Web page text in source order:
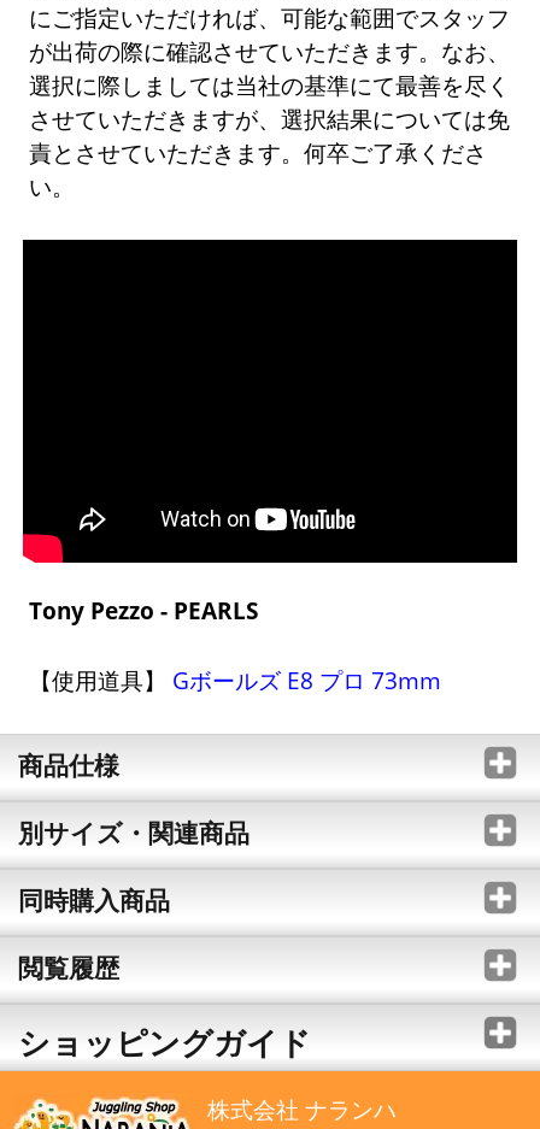
にご指定いただければ、可能な範囲でスタッフ
が出荷の際に確認させていただきます。なお、
選択に際しましては当社の基準にて最善を尽く
させていただきますが、選択結果については免
責とさせていただきます。何卒ご了承くださ
い。
Tony Pezzo - PEARLS
【使用道具】 Gボールズ E8 プロ 73mm
商品仕様
別サイズ・関連商品
同時購入商品
閲覧履歴
ショッピングガイド
株式会社 ナランハ